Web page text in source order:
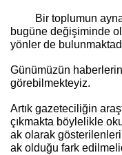
Bir toplumun
bugüne değişiminde
yönler de
Günümüzün
görebilmekteyiz.
Artık gazeteciliğin
çıkmakta böylelikle
ak olarak
ak olduğu fark